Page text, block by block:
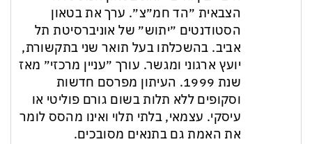
הצבאית ״הד חמ״צ״. ערך את בטאון
הסטודנטים ״יתוש״ של אוניברסיטת תל
אביב. בהשכלתו בעל תואר שני בתקשורת,
יועץ ארגוני ומגשר. עורך ״עניין מרכזי״ מאז
שנת 1999. העיתון מפרסם חדשות
וסקופים ללא תלות בשום גורם פוליטי או
עיסקי. עצמאי, בלתי תלוי ואינו מהסס לומר
את האמת גם בתנאים מסובכים.